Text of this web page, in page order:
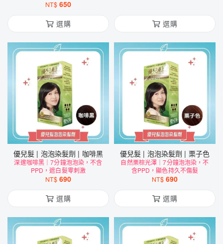
NT$ 650
選購
選購
優兒髮 | 泡泡染髮劑 | 咖啡黑
深邃咖啡黑｜7分鐘泡泡染，不含
PPD，遮白髮零刺激
NT$ 690
選購
優兒髮 | 泡泡染髮劑 | 栗子色
自然栗棕光澤｜7分鐘泡泡染，不
含PPD，顯色持久不傷髮
NT$ 690
選購